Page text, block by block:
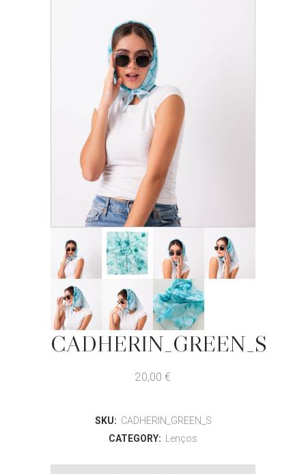
CADHERIN_GREEN_S
20,00€
SKU: CADHERIN_GREEN_S
CATEGORY:
Lenços